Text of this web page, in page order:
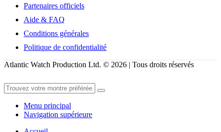
Partenaires officiels
Aide & FAQ
Conditions générales
Politique de confidentialité
Atlantic Watch Production Ltd. © 2026 | Tous droits réservés
Menu principal
Navigation supérieure